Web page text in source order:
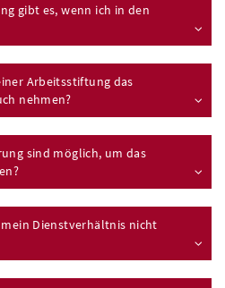
gibt es, wenn ich in den
Arbeitsstiftung das
nehmen?
sind möglich, um das
Dienstverhältnis nicht